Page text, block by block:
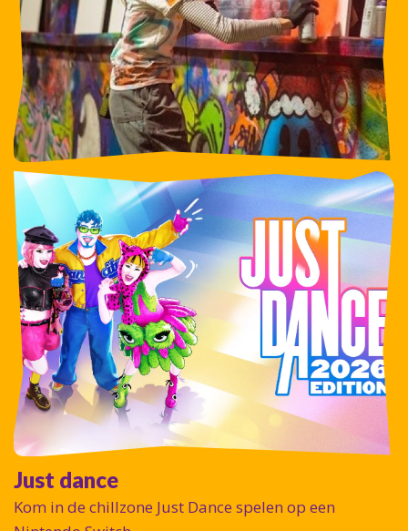
Just dance
Kom in de chillzone Just Dance spelen op een